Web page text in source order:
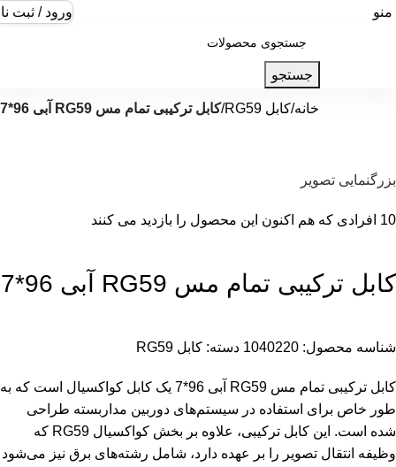
منو ورود / ثبت
جستجو
خانه کابل RG59 کابل ترکیبی تمام مس RG59 آبی 96*7
بزرگنمایی تصویر
10 افرادی که هم اکنون این محصول را بازدید می کنند
کابل ترکیبی تمام مس RG59 آبی 96*7
شناسه محصول: 1040220 دسته: کابل RG59
کابل ترکیبی تمام مس RG59 آبی 96*7 یک کابل کواکسیال است که به
طور خاص برای استفاده در سیستم‌های دوربین مداربسته طراحی
شده است. این کابل ترکیبی، علاوه بر بخش کواکسیال RG59 که
وظیفه انتقال تصویر را بر عهده دارد، شامل رشته‌های برق نیز می‌شود